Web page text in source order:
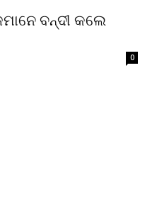
ବନ୍ଦୀ କଲେ
0